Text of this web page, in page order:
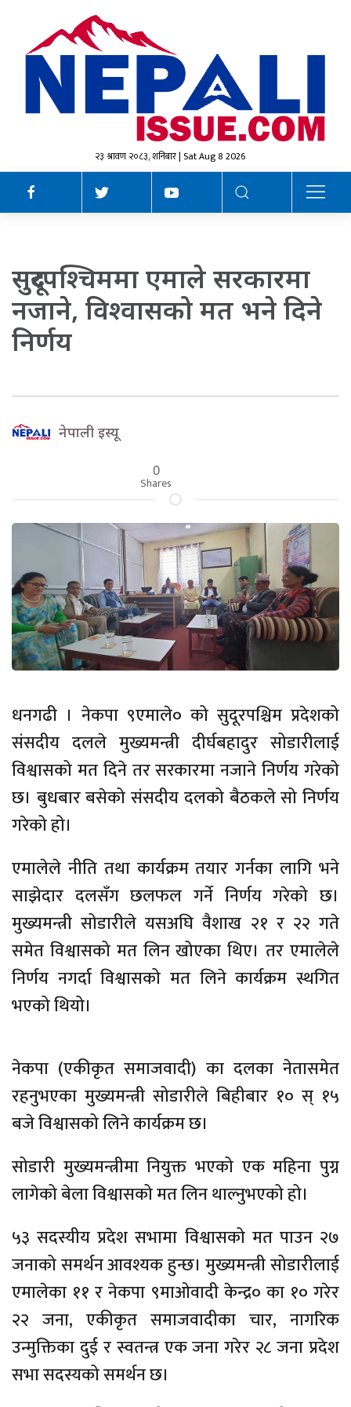
२३ श्रावण २०८३, शनिबार | Sat Aug 8 2026
सुदूरपश्चिममा एमाले सरकारमा
नजाने, विश्वासको मत भने दिने
निर्णय
नेपाली इस्यू
0
Shares
धनगढी । नेकपा ९एमाले० को सुदूरपश्चिम प्रदेशको
संसदीय दलले मुख्यमन्त्री दीर्घबहादुर सोडारीलाई
विश्वासको मत दिने तर सरकारमा नजाने निर्णय गरेको
छ। बुधबार बसेको संसदीय दलको बैठकले सो निर्णय
गरेको हो।
एमालेले नीति तथा कार्यक्रम तयार गर्नका लागि भने
साझेदार दलसँग छलफल गर्ने निर्णय गरेको छ।
मुख्यमन्त्री सोडारीले यसअघि वैशाख २१ र २२ गते
समेत विश्वासको मत लिन खोएका थिए। तर एमालेले
निर्णय नगर्दा विश्वासको मत लिने कार्यक्रम स्थगित
भएको थियो।
नेकपा (एकीकृत समाजवादी) का दलका नेतासमेत
रहनुभएका मुख्यमन्त्री सोडारीले बिहीबार १० स् १५
बजे विश्वासको लिने कार्यक्रम छ।
सोडारी मुख्यमन्त्रीमा नियुक्त भएको एक महिना पुग्न
लागेको बेला विश्वासको मत लिन थाल्नुभएको हो।
५३ सदस्यीय प्रदेश सभामा विश्वासको मत पाउन २७
जनाको समर्थन आवश्यक हुन्छ। मुख्यमन्त्री सोडारीलाई
एमालेका ११ र नेकपा ९माओवादी केन्द्र० का १० गरेर
२२ जना, एकीकृत समाजवादीका चार, नागरिक
उन्मुक्तिका दुई र स्वतन्त्र एक जना गरेर २८ जना प्रदेश
सभा सदस्यको समर्थन छ।